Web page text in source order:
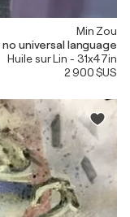
Min Zou
universal language
Huile sur Lin - 31x47in
2 900 $US